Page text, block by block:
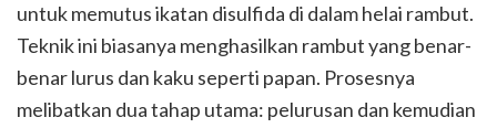
untuk memutus ikatan disulfida di dalam helai rambut.
Teknik ini biasanya menghasilkan rambut yang benar-
benar lurus dan kaku seperti papan. Prosesnya
melibatkan dua tahap utama: pelurusan dan kemudian